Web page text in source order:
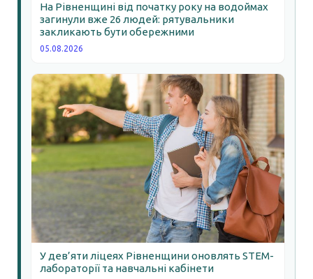
На Рівненщині від початку року на водоймах
загинули вже 26 людей: рятувальники
закликають бути обережними
05.08.2026
У дев’яти ліцеях Рівненщини оновлять STEM-
лабораторії та навчальні кабінети